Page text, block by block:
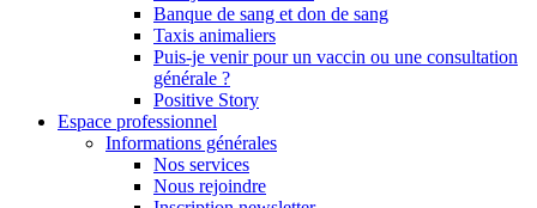
Banque de sang et don de sang
Taxis animaliers
Puis-je venir pour un vaccin ou une consultation
générale ?
Positive Story
Espace professionnel
Informations générales
Nos services
Nous rejoindre